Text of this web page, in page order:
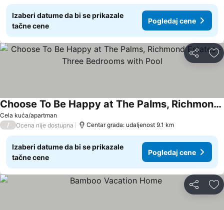
Izaberi datume da bi se prikazale
tačne cene
Pogledaj cene
Deli
Cela kuća/apartman
Choose To Be Happy at The Palms, Richmond Estates - Three Bedrooms with Pool
/ Ocena nije dostupna Centar grada: udaljenost 9.1 km
Izaberi datume da bi se prikazale
tačne cene
Pogledaj cene
Deli